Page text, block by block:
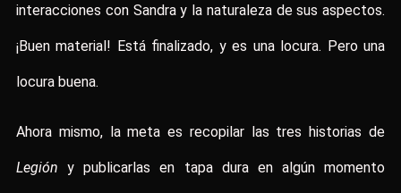
interacciones con Sandra y la naturaleza de sus aspectos.
¡Buen material! Está finalizado, y es una locura. Pero una
locura buena.
Ahora mismo, la meta es recopilar las tres historias de
Legión y publicarlas en tapa dura en algún momento